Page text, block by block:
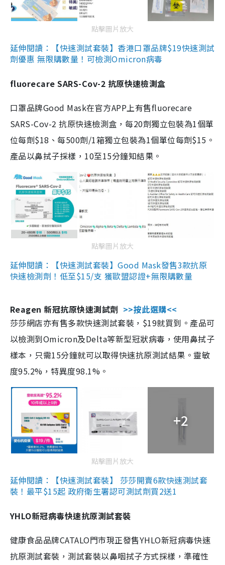
點擊圖片放大
延伸閱讀：【快速測試套裝】香港口罩品牌$19快速測試
劑優惠 無限購數量！可檢測Omicron病毒
fluorecare SARS-Cov-2 抗原快速檢測盒
口罩品牌Good Mask在官方APP上有售fluorecare
SARS-Cov-2 抗原快速檢測盒，每20劑獨立包裝為1個單
位每劑$18、每500劑/1箱獨立包裝為1個單位每劑$15。
產品以鼻拭子採樣，10至15分鐘知結果。
點擊圖片放大
延伸閱讀：【快速測試套裝】Good Mask發售3款抗原
快速檢測劑！低至$15/支 獲歐盟認證+無限購數量
Reagen 新冠抗原快速測試劑 >>按此選購<<
莎莎網店亦有售多款快速測試套裝，$19就買到。產品可
以檢測到Omicron及Delta等新型冠狀病毒，使用鼻拭子
樣本，只需15分鐘就可以取得快速抗原測試結果。靈敏
度95.2%，特異度98.1%。
+2
點擊圖片放大
延伸閱讀：【快速測試套裝】 莎莎開賣6款快速測試套
裝！最平$15起 政府衛生署認可測試劑買2送1
YHLO新冠病毒快速抗原測試套裝
健康食品品牌CATALO門市現正發售YHLO新冠病毒快速
抗原測試套裝，測試套裝以鼻咽拭子方式採樣，準確性